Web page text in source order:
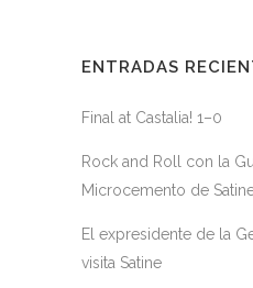
ENTRADAS
Final at Castalia! 1–0
Rock and Roll con la
Microcemento de
El expresidente de la
visita Satine